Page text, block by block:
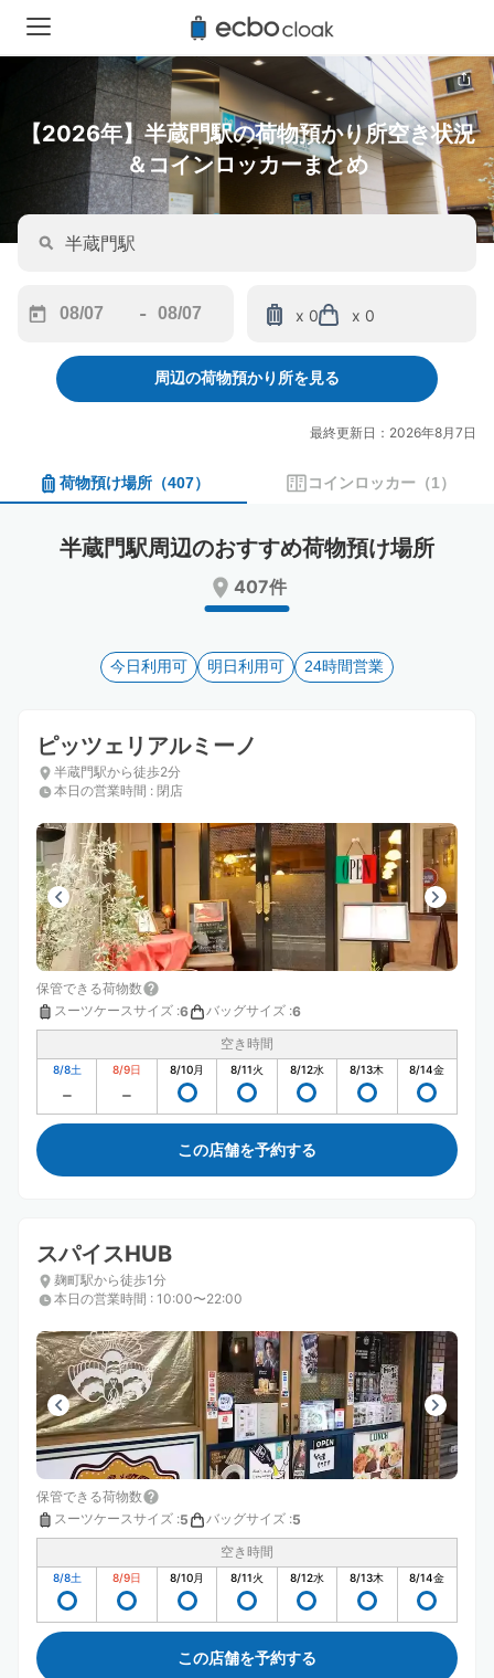
【2026年】半蔵門駅の荷物預かり所空き状況
＆コインロッカーまとめ
forward
interact
calendar
and
a
date.
the
keyboard
shortcuts
for
changing
dates.
-
backward
to
interact
and
a
date.
mark
key
the
keyboard
shortcuts
for
changing
dates.
x 0 x 0
周辺の荷物預かり所を見る
最終更新日：2026年8月7日
荷物預け場所 （407） コインロッカー （1）
半蔵門駅周辺のおすすめ荷物預け場所
407件
今日利用可 明日利用可 24時間営業
ピッツェリアルミーノ
半蔵門駅から徒歩2分
本日の営業時間 : 閉店
保管できる荷物数
スーツケースサイズ :6 バッグサイズ :6
空き時間
8/8土 8/9日 8/10月 8/11火 8/12水 8/13木 8/14金
この店舗を予約する
スパイスHUB
麹町駅から徒歩1分
本日の営業時間 : 10:00〜22:00
保管できる荷物数
スーツケースサイズ :5 バッグサイズ :5
空き時間
8/8土 8/9日 8/10月 8/11火 8/12水 8/13木 8/14金
この店舗を予約する